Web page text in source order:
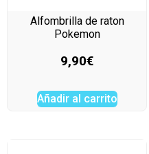
Alfombrilla de raton
Pokemon
9,90€
Añadir al carrito